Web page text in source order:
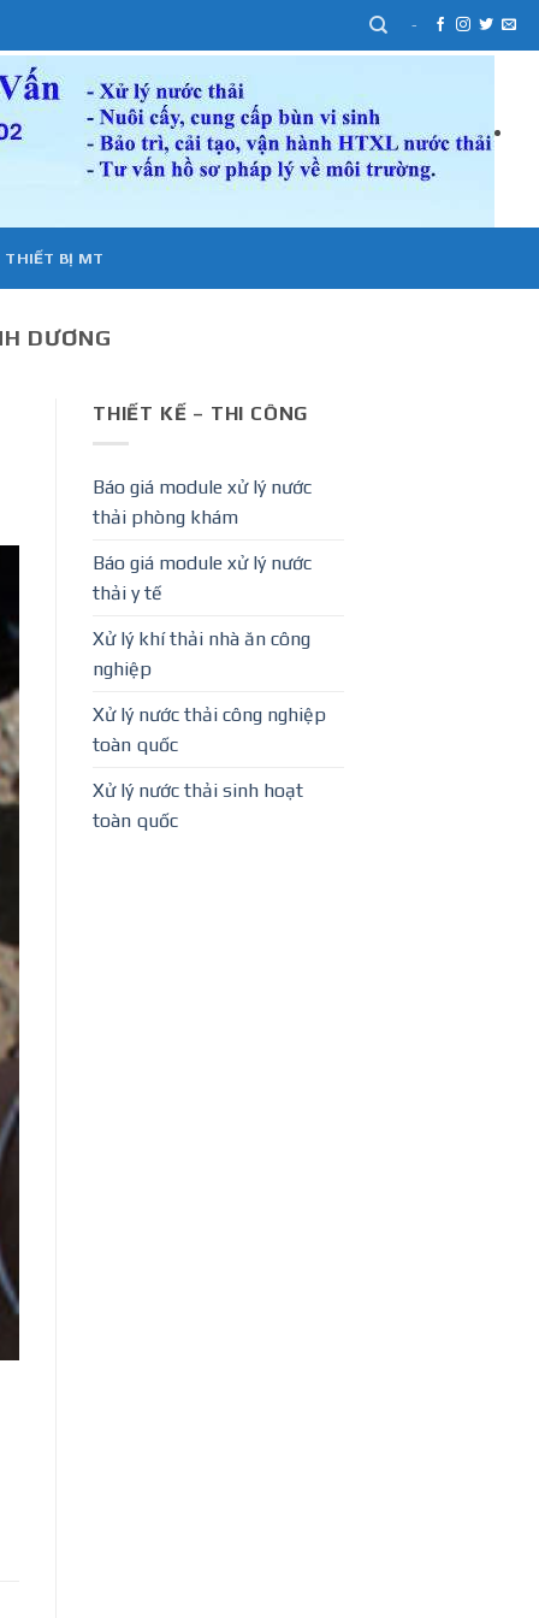
-
THIẾT BỊ MT
DƯƠNG
THIẾT KẾ – THI CÔNG
Báo giá module xử lý nước
thải phòng khám
Báo giá module xử lý nước
thải y tế
Xử lý khí thải nhà ăn công
nghiệp
Xử lý nước thải công nghiệp
toàn quốc
Xử lý nước thải sinh hoạt
toàn quốc